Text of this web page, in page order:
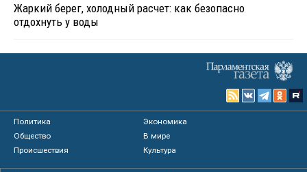
Жаркий берег, холодный расчет: как безопасно
отдохнуть у воды
Политика
Экономика
Общество
В мире
Происшествия
Культура